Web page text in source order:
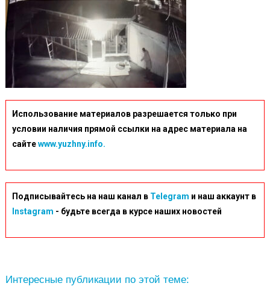
Использование материалов разрешается только при
условии наличия прямой ссылки на адрес материала на
сайтеwww.yuzhny.info.
Подписывайтесь на наш канал в Telegram и наш аккаунт в
Instagram - будьте всегда в курсе наших новостей
Интересные публикации по этой теме: